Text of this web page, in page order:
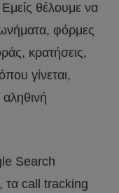
θέλουμε να
φόρμες
κρατήσεις,
γίνεται,
Search
τα call tracking